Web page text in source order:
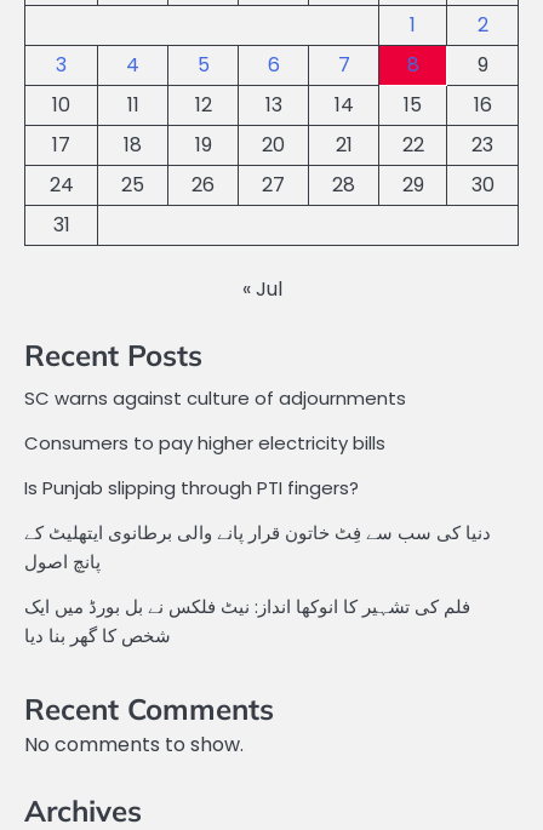
1
2
3
4 5 6 7 8
9
10
11 12 13 14 15
16
17
18 19 20 21 22
23
24
25 26 27 28 29
30
31
« Jul
Recent Posts
SC warns against culture of adjournments
Consumers to pay higher electricity bills
Is Punjab slipping through PTI fingers?
دنیا کی سب سے فِٹ خاتون قرار پانے والی برطانوی ایتھلیٹ کے
پانچ اصول
فلم کی تشہیر کا انوکھا انداز: نیٹ فلکس نے بل بورڈ میں ایک
شخص کا گھر بنا دیا
Recent Comments
No comments to show.
Archives